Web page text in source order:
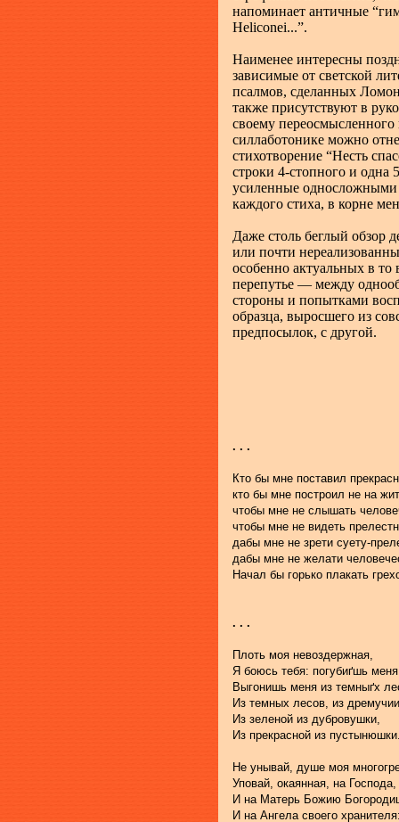
напоминает античные
Heliconei...”.
Наименее интересны
зависимые от светской
псалмов, сделанных
также присутствуют в
своему
силлаботонике можно
стихотворение “Несть
строки 4-стопного и одна
усиленные односложными
каждого стиха, в корне
Даже столь беглый обзор
или почти
особенно актуальных в то
перепутье — между
стороны и попытками
образца, выросшего из
предпосылок, с другой.
. . .
Кто бы мне поставил
кто бы мне построил не на
чтобы мне не слышать
чтобы мне не видеть
дабы мне не зрети суету-
дабы мне не желати
Начал бы горько плакать
. . .
Плоть моя невоздержная,
Я боюсь тебя: погубиґшь
Выгонишь меня из темныґх
Из темных лесов, из
Из зеленой из дубровушки,
Из прекрасной из
Не унывай, душе моя
Уповай, окаянная, на Господа,
И на Матерь Божию
И на Ангела своего